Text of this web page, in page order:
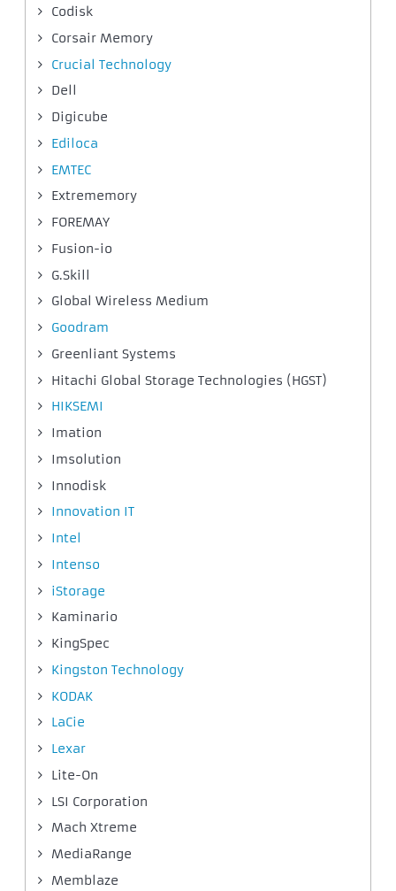
Codisk
Corsair Memory
Crucial Technology
Dell
Digicube
Ediloca
EMTEC
Extrememory
FOREMAY
Fusion-io
G.Skill
Global Wireless Medium
Goodram
Greenliant Systems
Hitachi Global Storage Technologies (HGST)
HIKSEMI
Imation
Imsolution
Innodisk
Innovation IT
Intel
Intenso
iStorage
Kaminario
KingSpec
Kingston Technology
KODAK
LaCie
Lexar
Lite-On
LSI Corporation
Mach Xtreme
MediaRange
Memblaze